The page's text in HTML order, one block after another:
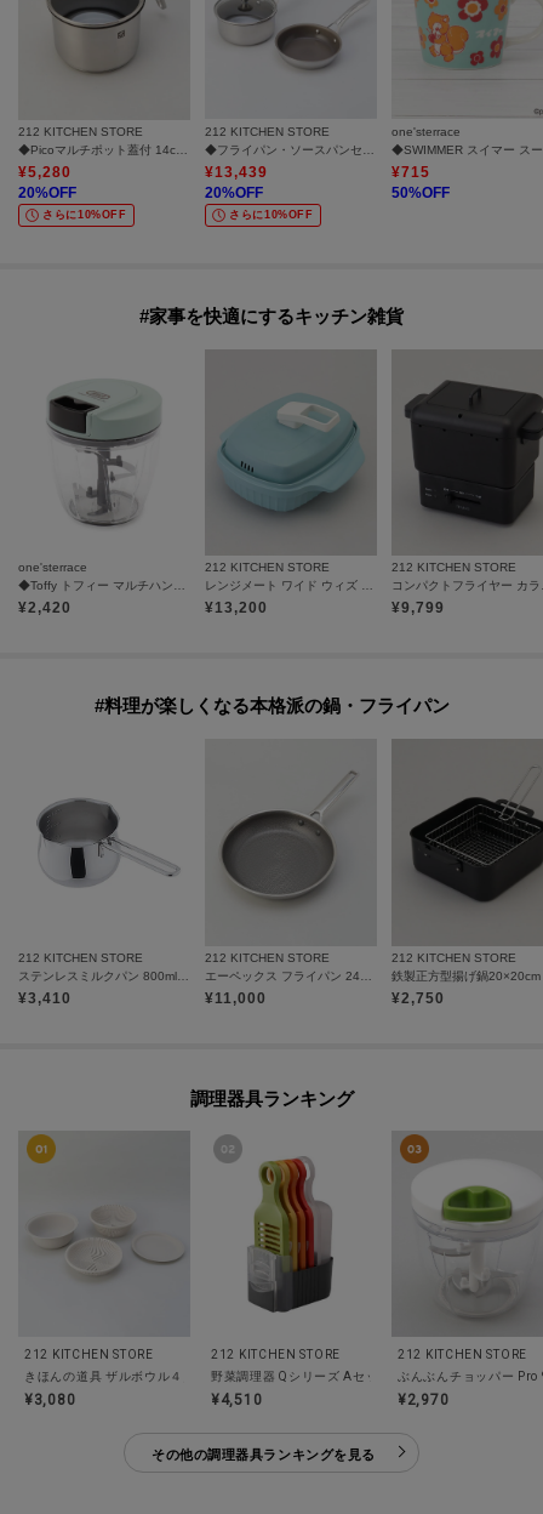
212 KITCHEN STORE
¥5,280
20%OFF
さらに10%OFF
212 KITCHEN STORE
¥13,439
20%OFF
さらに10%OFF
one'sterrace
¥715
50%OFF
#家事を快適にするキッチン雑貨
one'sterrace
◆Toffy トフィー マルチハンディーチョッパー
¥2,420
212 KITCHEN STORE
レンジメート ワイド ウィズ スチーマー セージブルー
¥13,200
212 KITCHEN STORE
コ
¥9,799
#料理が楽しくなる本格派の鍋・フライパン
212 KITCHEN STORE
¥3,410
212 KITCHEN STORE
¥11,000
212 KITCHEN STORE
¥2,750
調理器具ランキング
212 KITCHEN STORE
きほんの道具 ザルボウル４点セット 21cm GY ＜marna マーナ＞
¥3,080
212 KITCHEN STORE
野菜調理器 Qシリーズ Aセット
¥4,510
212 KITCHEN STORE
ぶんぶんチョッパー
¥2,970
その他の調理器具ランキングを見る